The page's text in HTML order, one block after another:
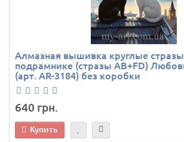
Алмазная вышивка круглые стразы
подрамнике (стразы AB+FD)
(арт. AR-3184) без коробки
640 грн.
Купить